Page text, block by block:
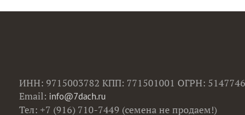
ИНН: 9715003782 КПП: 771501001 ОГРН:
Email: info@7dach.ru
Тел: +7 (916) 710-7449 (семена не продаем!)